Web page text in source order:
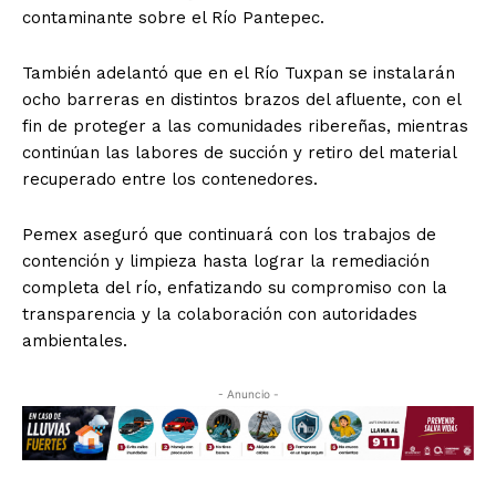
contaminante sobre el Río Pantepec.
También adelantó que en el Río Tuxpan se instalarán
ocho barreras en distintos brazos del afluente, con el
fin de proteger a las comunidades ribereñas, mientras
continúan las labores de succión y retiro del material
recuperado entre los contenedores.
Pemex aseguró que continuará con los trabajos de
contención y limpieza hasta lograr la remediación
completa del río, enfatizando su compromiso con la
transparencia y la colaboración con autoridades
ambientales.
- Anuncio -